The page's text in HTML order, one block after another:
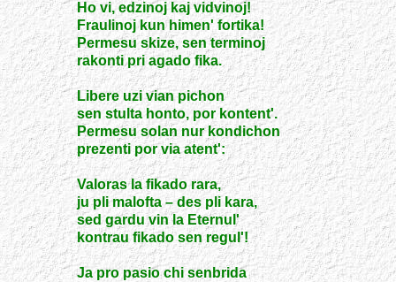
Ho vi, edzinoj kaj vidvinoj!
Fraulinoj kun himen' fortika!
Permesu skize, sen terminoj
rakonti pri agado fika.
Libere uzi vian pichon
sen stulta honto, por kontent'.
Permesu solan nur kondichon
prezenti por via atent':
Valoras la fikado rara,
ju pli malofta – des pli kara,
sed gardu vin la Eternul'
kontrau fikado sen regul'!
Ja pro pasio chi senbrida